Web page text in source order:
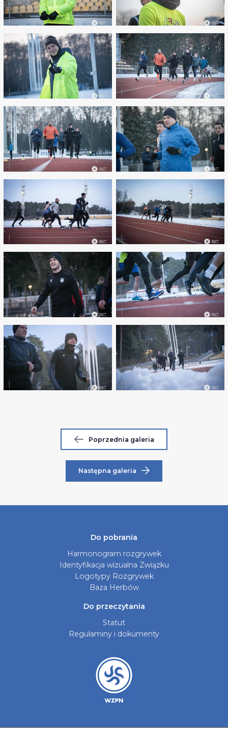
Poprzednia galeria
Następna galeria
Do pobrania
Harmonogram rozgrywek
Identyfikacja wizualna Związku
Logotypy Rozgrywek
Baza Herbów
Do przeczytania
Statut
Regulaminy i dokumenty